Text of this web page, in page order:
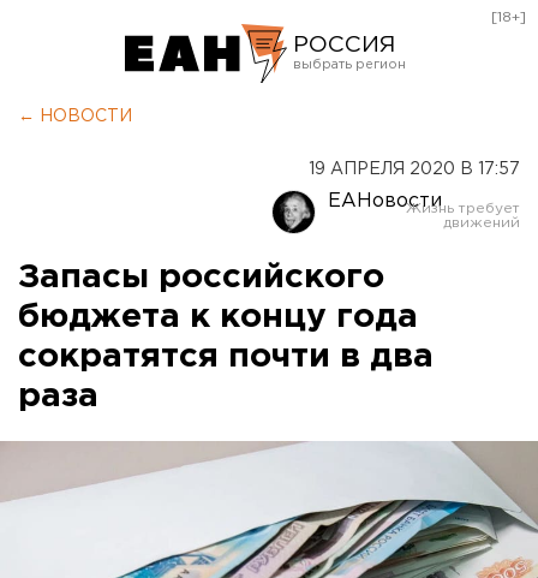
РОССИЯ
Оренбург
[18+]
← НОВОСТИ
19 АПРЕЛЯ 2020 В 17:57
ЕАНовости
Запасы российского
бюджета к концу года
сократятся почти в два
раза